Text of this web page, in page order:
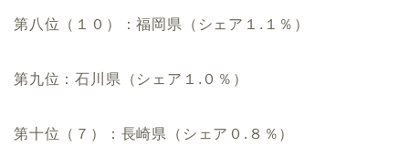
第八位（１０）：福岡県（シェア１.１％）
第九位：石川県（シェア１.０％）
第十位（７）：長崎県（シェア０.８％）